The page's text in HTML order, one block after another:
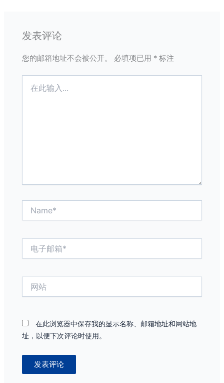
发表评论
您的邮箱地址不会被公开。 必填项已用 * 标注
在此浏览器中保存我的显示名称、邮箱地址和网站地
址，以便下次评论时使用。